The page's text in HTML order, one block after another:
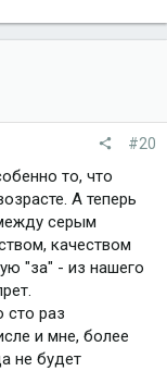
#20
то, что
А теперь
серым
качеством
"за" - из нашего
сто раз
и мне, более
не будет